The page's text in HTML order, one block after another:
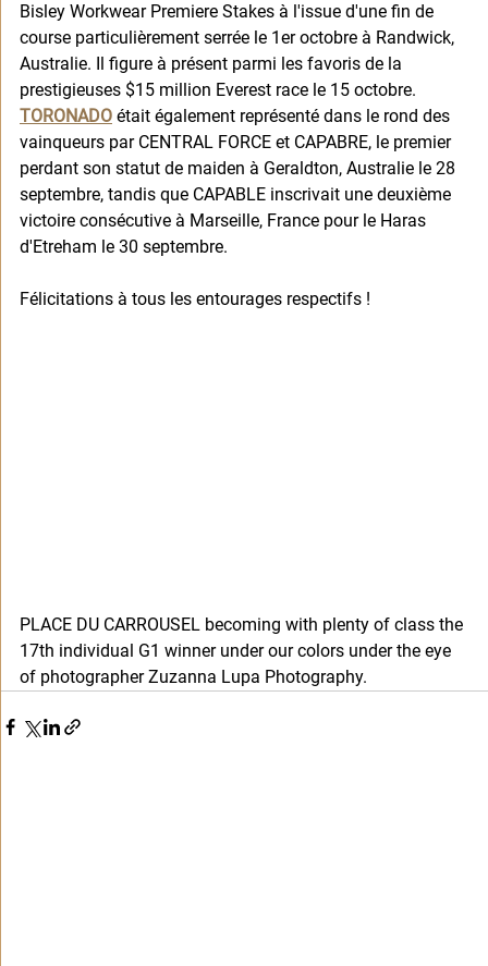
Bisley Workwear Premiere Stakes à l'issue d'une fin de
course particulièrement serrée le 1er octobre à Randwick,
Australie. Il figure à présent parmi les favoris de la
prestigieuses $15 million Everest race le 15 octobre.
TORONADO était également représenté dans le rond des
vainqueurs par CENTRAL FORCE et CAPABRE, le premier
perdant son statut de maiden à Geraldton, Australie le 28
septembre, tandis que CAPABLE inscrivait une deuxième
victoire consécutive à Marseille, France pour le Haras
d'Etreham le 30 septembre.
Félicitations à tous les entourages respectifs !
PLACE DU CARROUSEL becoming with plenty of class the
17th individual G1 winner under our colors under the eye
of photographer Zuzanna Lupa Photography.